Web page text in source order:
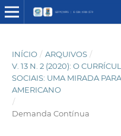
INÍCIO / ARQUIVOS /
V. 13 N. 2 (2020): O
SOCIAIS: UMA MIRADA
AMERICANO
/
Demanda Contínua